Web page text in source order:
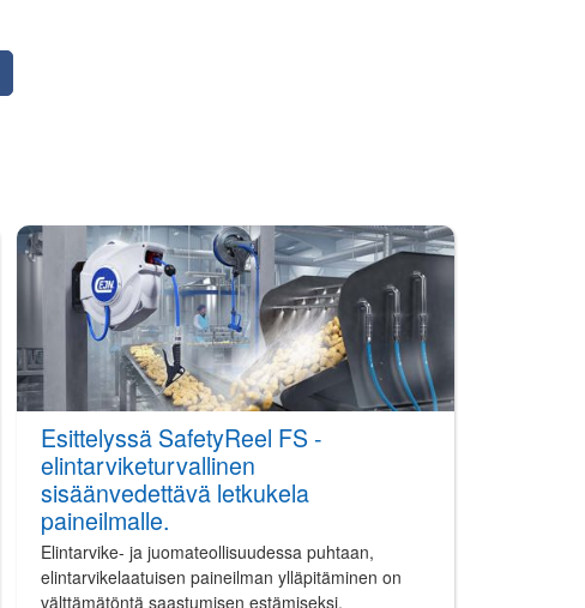
Esittelyssä SafetyReel FS -
elintarviketurvallinen
sisäänvedettävä letkukela
paineilmalle.
Elintarvike- ja juomateollisuudessa puhtaan,
elintarvikelaatuisen paineilman ylläpitäminen on
välttämätöntä saastumisen estämiseksi,